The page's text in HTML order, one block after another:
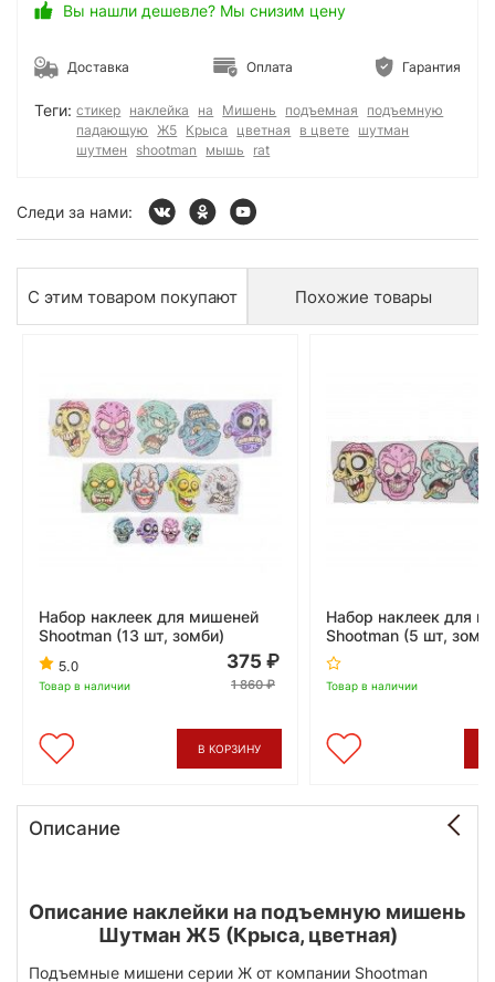
Вы нашли дешевле? Мы снизим цену
Доставка Оплата Гарантия
Теги: стикер наклейка на Мишень подъемная
подъемную
падающую
Ж5 Крыса цветная в цвете шутман
шутмен
shootman мышь rat
Следи за нами:
С этим товаром покупают Похожие товары
Набор наклеек для мишеней
Shootman (13 шт, зомби)
5.0
Товар в наличии
375
1 860
В КОРЗИНУ
Набор наклеек для
Shootman (5 шт,
Товар в наличии
Описание
Описание наклейки на подъемную мишень
Шутман Ж5 (Крыса, цветная)
Подъемные мишени серии Ж от компании Shootman